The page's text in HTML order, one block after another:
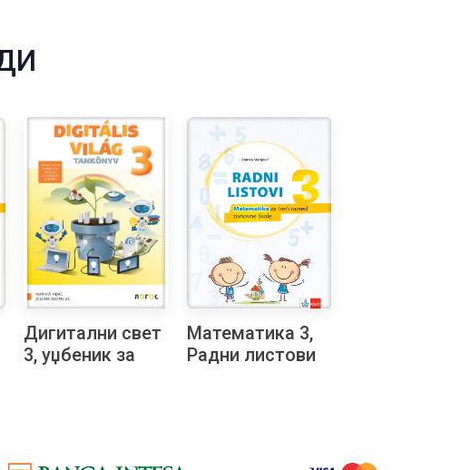
Дигитални свет
3, уџбеник за
Математика 3,
Радни листови